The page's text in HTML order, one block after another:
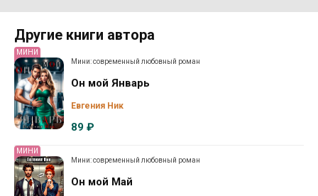
Другие книги автора
МИНИ
Мини: современный любовный роман
Он мой Январь
Евгения Ник
89 ₽
МИНИ
Мини: современный любовный роман
Он мой Май